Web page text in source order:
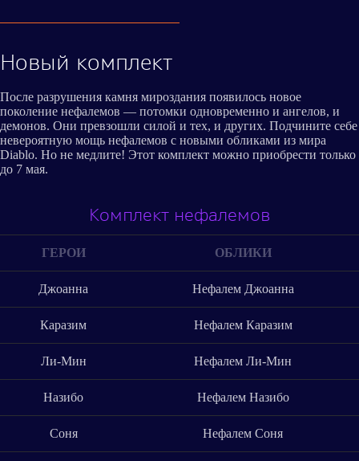
Новый комплект
После разрушения камня мироздания появилось новое
поколение нефалемов — потомки одновременно и ангелов, и
демонов. Они превзошли силой и тех, и других. Подчините себе
невероятную мощь нефалемов с новыми обликами из мира
Diablo. Но не медлите! Этот комплект можно приобрести только
до 7 мая.
Комплект нефалемов
ГЕРОИ ОБЛИКИ
Джоанна Нефалем Джоанна
Каразим Нефалем Каразим
Ли-Мин Нефалем Ли-Мин
Назибо Нефалем Назибо
Соня Нефалем Соня